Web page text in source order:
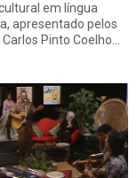
em língua
apresentado pelos
Pinto Coelho…